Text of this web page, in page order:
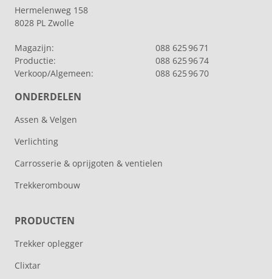
Hermelenweg 158
8028 PL Zwolle
Magazijn:
088 625 96 71
Productie:
088 625 96 74
Verkoop/Algemeen:
088 625 96 70
ONDERDELEN
Assen & Velgen
Verlichting
Carrosserie & oprijgoten & ventielen
Trekkerombouw
PRODUCTEN
Trekker oplegger
Clixtar